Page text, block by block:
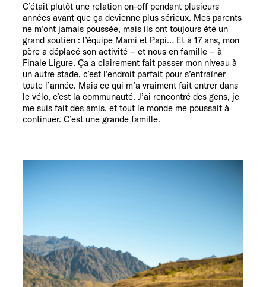
C’était plutôt une relation on-off pendant plusieurs
années avant que ça devienne plus sérieux. Mes parents
ne m’ont jamais poussée, mais ils ont toujours été un
grand soutien : l’équipe Mami et Papi… Et à 17 ans, mon
père a déplacé son activité – et nous en famille – à
Finale Ligure. Ça a clairement fait passer mon niveau à
un autre stade, c’est l’endroit parfait pour s’entraîner
toute l’année. Mais ce qui m’a vraiment fait entrer dans
le vélo, c’est la communauté. J’ai rencontré des gens, je
me suis fait des amis, et tout le monde me poussait à
continuer. C’est une grande famille.